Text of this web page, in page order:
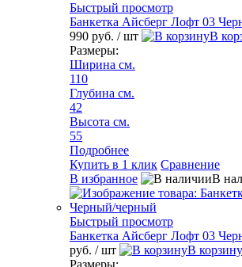
Быстрый просмотр
Банкетка Айсберг Лофт 03
990 руб. / шт
В
Размеры:
Ширина см.
110
Глубина см.
42
Высота см.
55
Подробнее
Купить в 1 клик Сравнение
В избранное
В
Быстрый просмотр
Банкетка Айсберг Лофт 03
руб. / шт
В корзину
Размеры: